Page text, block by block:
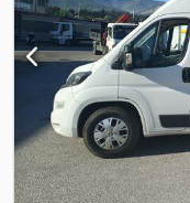
Įranga:ABS,
centrinis užraktas,
stabilumo programa
garantija, oro
priežiūros istorija,
vidurinė sėdynių
lovos, virtuvė
vonios kambarys,